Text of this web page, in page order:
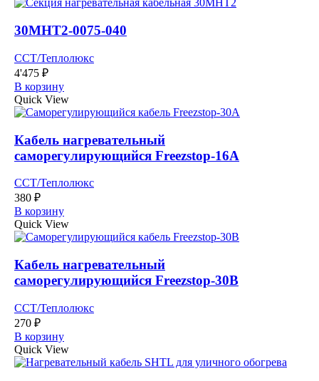
30МНТ2-0075-040
ССТ/Теплолюкс
4'475 ₽
В корзину
Quick View
Кабель нагревательный
саморегулирующийся Freezstop-16А
ССТ/Теплолюкс
380 ₽
В корзину
Quick View
Кабель нагревательный
саморегулирующийся Freezstop-30B
ССТ/Теплолюкс
270 ₽
В корзину
Quick View